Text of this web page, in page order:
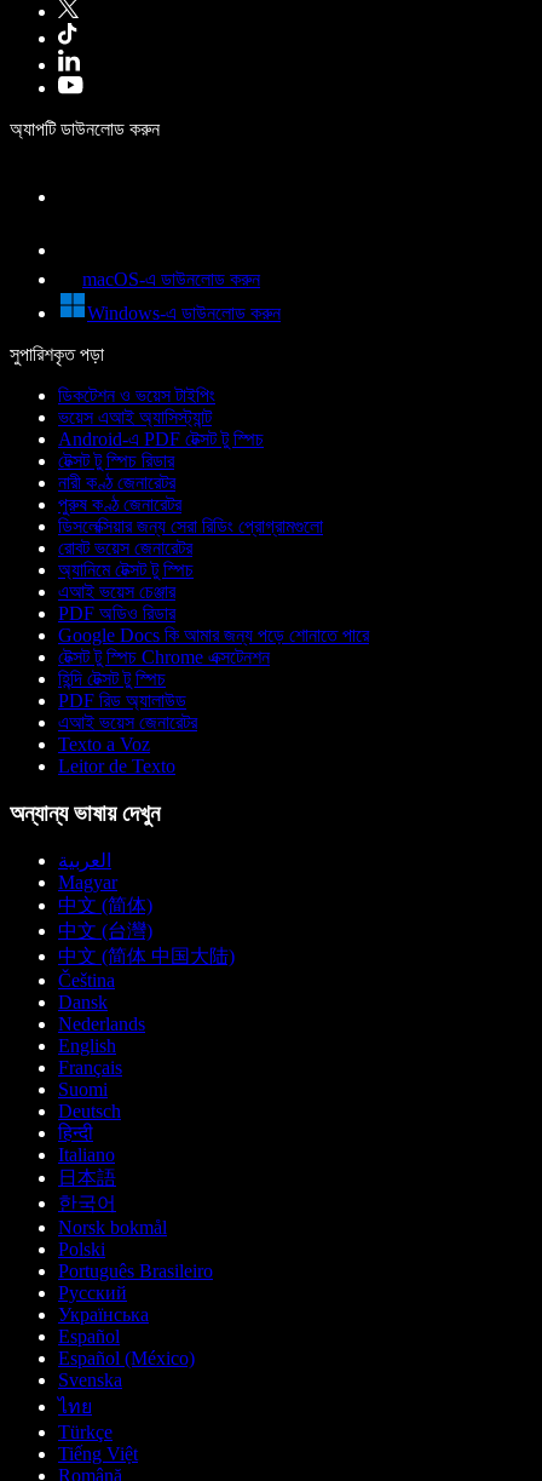
অ্যাপটি ডাউনলোড করুন
macOS-এ ডাউনলোড করুন
Windows-এ ডাউনলোড করুন
সুপারিশকৃত পড়া
ডিকটেশন ও ভয়েস টাইপিং
ভয়েস এআই অ্যাসিস্ট্যান্ট
Android-এ PDF টেক্সট টু স্পিচ
টেক্সট টু স্পিচ রিডার
নারী কণ্ঠ জেনারেটর
পুরুষ কণ্ঠ জেনারেটর
ডিসলেক্সিয়ার জন্য সেরা রিডিং প্রোগ্রামগুলো
রোবট ভয়েস জেনারেটর
অ্যানিমে টেক্সট টু স্পিচ
এআই ভয়েস চেঞ্জার
PDF অডিও রিডার
Google Docs কি আমার জন্য পড়ে শোনাতে পারে
টেক্সট টু স্পিচ Chrome এক্সটেনশন
হিন্দি টেক্সট টু স্পিচ
PDF রিড অ্যালাউড
এআই ভয়েস জেনারেটর
Texto a Voz
Leitor de Texto
অন্যান্য ভাষায় দেখুন
العربية
Magyar
中文 (简体)
中文 (台灣)
中文 (简体 中国大陆)
Čeština
Dansk
Nederlands
English
Français
Suomi
Deutsch
हिन्दी
Italiano
日本語
한국어
Norsk bokmål
Polski
Português Brasileiro
Русский
Українська
Español
Español (México)
Svenska
ไทย
Türkçe
Tiếng Việt
Română